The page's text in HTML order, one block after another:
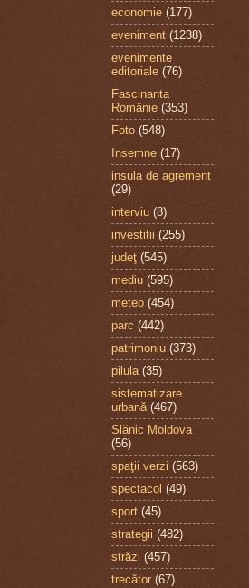
economie (177)
eveniment (1238)
evenimente
editoriale (76)
Fascinanta
Românie (353)
Foto (548)
Insemne (17)
insula de agrement
(29)
interviu (8)
investitii (255)
judeţ (545)
mediu (595)
meteo (454)
parc (442)
patrimoniu (373)
pilula (35)
sistematizare
urbană (467)
Slănic Moldova
(56)
spaţii verzi (563)
spectacol (49)
sport (45)
strategii (482)
străzi (457)
trecător (67)